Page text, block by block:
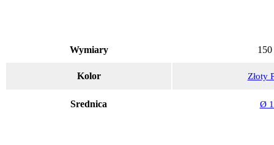
Wymiary
Kolor Złoty
Srednica Ø